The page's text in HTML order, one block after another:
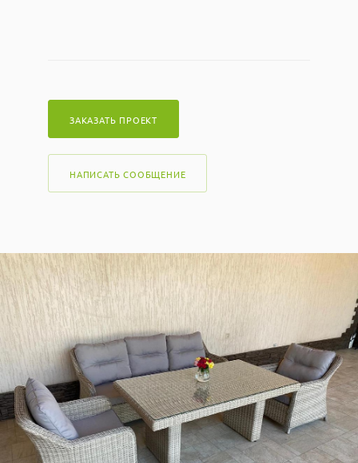
ЗАКАЗАТЬ ПРОЕКТ
НАПИСАТЬ СООБЩЕНИЕ